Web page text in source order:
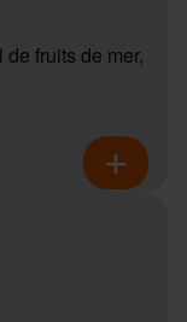
fruits de mer,